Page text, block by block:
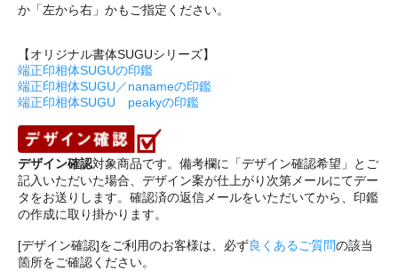
か「左から右」かもご指定ください。
【オリジナル書体SUGUシリーズ】
端正印相体SUGUの印鑑
端正印相体SUGU／nanameの印鑑
端正印相体SUGU peakyの印鑑
デザイン確認対象商品です。備考欄に「デザイン確認希望」とご
記入いただいた場合、デザイン案が仕上がり次第メールにてデー
タをお送りします。確認済の返信メールをいただいてから、印鑑
の作成に取り掛かります。
[デザイン確認]をご利用のお客様は、必ず良くあるご質問の該当
箇所をご確認ください。